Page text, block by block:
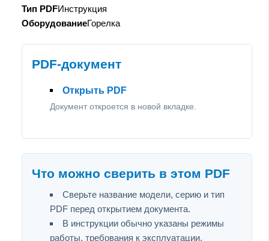
Тип PDFИнструкция
ОборудованиеГорелка
PDF-документ
Открыть PDF
Документ откроется в новой вкладке.
Что можно сверить в этом PDF
Сверьте название модели, серию и тип
PDF перед открытием документа.
В инструкции обычно указаны режимы
работы, требования к эксплуатации,